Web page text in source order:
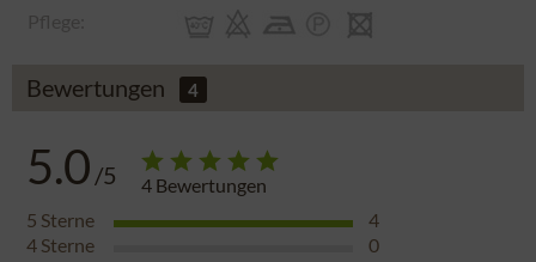
Bewertungen 4
5.0 /5 4 Bewertungen
5 Sterne
4
4 Sterne
0